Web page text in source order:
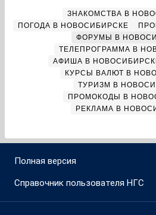
ЗНАКОМСТВА В
ПОГОДА В НОВОСИБИРСКЕ
ФОРУМЫ В
ТЕЛЕПРОГРАММА В
АФИША В
КУРСЫ ВАЛЮТ В
ТУРИЗМ В
ПРОМОКОДЫ В
РЕКЛАМА В
Полная версия
Справочник пользователя НГС